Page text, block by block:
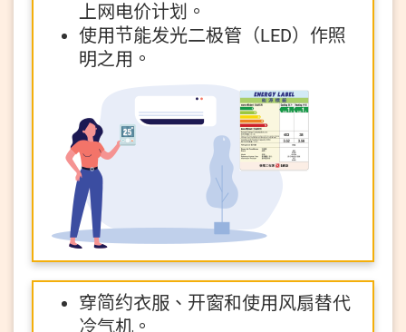
上网电价计划。
使用节能发光二极管（LED）作照
明之用。
穿简约衣服、开窗和使用风扇替代
冷气机。